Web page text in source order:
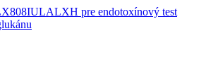
pre endotoxínový test